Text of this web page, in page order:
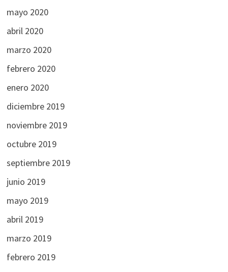
mayo 2020
abril 2020
marzo 2020
febrero 2020
enero 2020
diciembre 2019
noviembre 2019
octubre 2019
septiembre 2019
junio 2019
mayo 2019
abril 2019
marzo 2019
febrero 2019